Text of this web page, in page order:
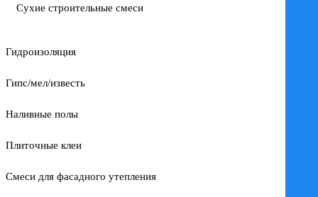
Сухие строительные смеси
Гидроизоляция
Гипс/мел/известь
Наливные полы
Плиточные клеи
Смеси для фасадного утепления